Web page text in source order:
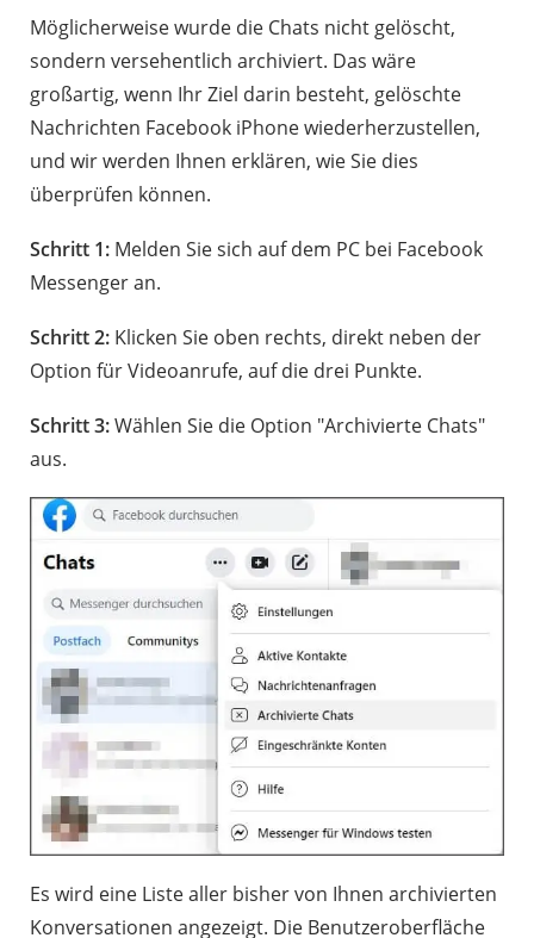
Möglicherweise wurde die Chats nicht gelöscht,
sondern versehentlich archiviert. Das wäre
großartig, wenn Ihr Ziel darin besteht, gelöschte
Nachrichten Facebook iPhone wiederherzustellen,
und wir werden Ihnen erklären, wie Sie dies
überprüfen können.
Schritt 1: Melden Sie sich auf dem PC bei Facebook
Messenger an.
Schritt 2: Klicken Sie oben rechts, direkt neben der
Option für Videoanrufe, auf die drei Punkte.
Schritt 3:Wählen Sie die Option "Archivierte Chats"
aus.
Es wird eine Liste aller bisher von Ihnen archivierten
Konversationen angezeigt. Die Benutzeroberfläche